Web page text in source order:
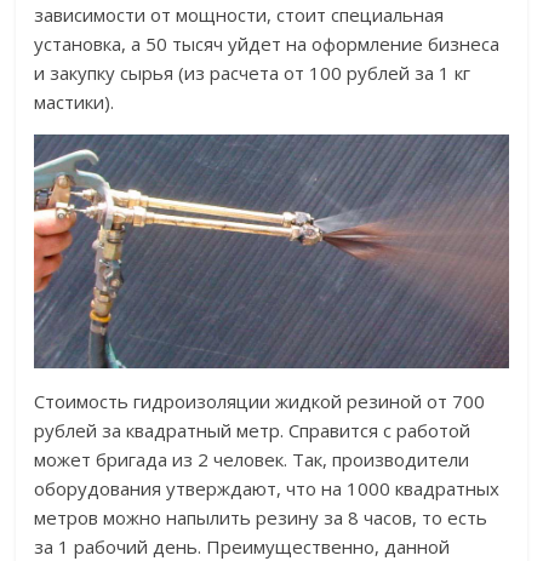
зависимости от мощности, стоит специальная
установка, а 50 тысяч уйдет на оформление бизнеса
и закупку сырья (из расчета от 100 рублей за 1 кг
мастики).
Стоимость гидроизоляции жидкой резиной от 700
рублей за квадратный метр. Справится с работой
может бригада из 2 человек. Так, производители
оборудования утверждают, что на 1000 квадратных
метров можно напылить резину за 8 часов, то есть
за 1 рабочий день. Преимущественно, данной